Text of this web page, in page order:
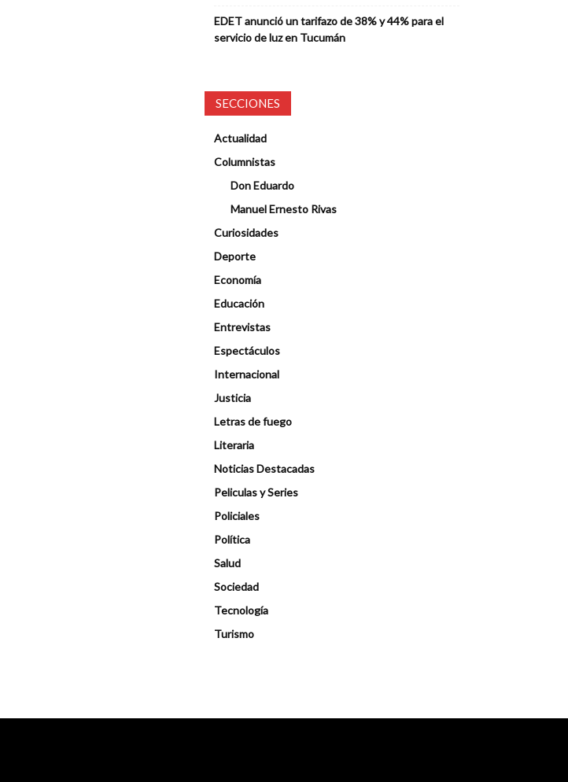
EDET anunció un tarifazo de 38% y 44% para el
servicio de luz en Tucumán
SECCIONES
Actualidad
Columnistas
Don Eduardo
Manuel Ernesto Rivas
Curiosidades
Deporte
Economía
Educación
Entrevistas
Espectáculos
Internacional
Justicia
Letras de fuego
Literaria
Noticias Destacadas
Peliculas y Series
Policiales
Política
Salud
Sociedad
Tecnología
Turismo